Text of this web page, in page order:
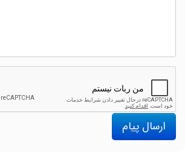
ارسال پیام